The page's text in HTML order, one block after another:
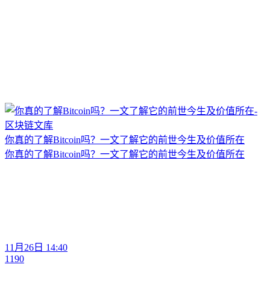
你真的了解Bitcoin吗？一文了解它的前世今生及价值所在
你真的了解Bitcoin吗？一文了解它的前世今生及价值所在
11月26日 14:40
1190